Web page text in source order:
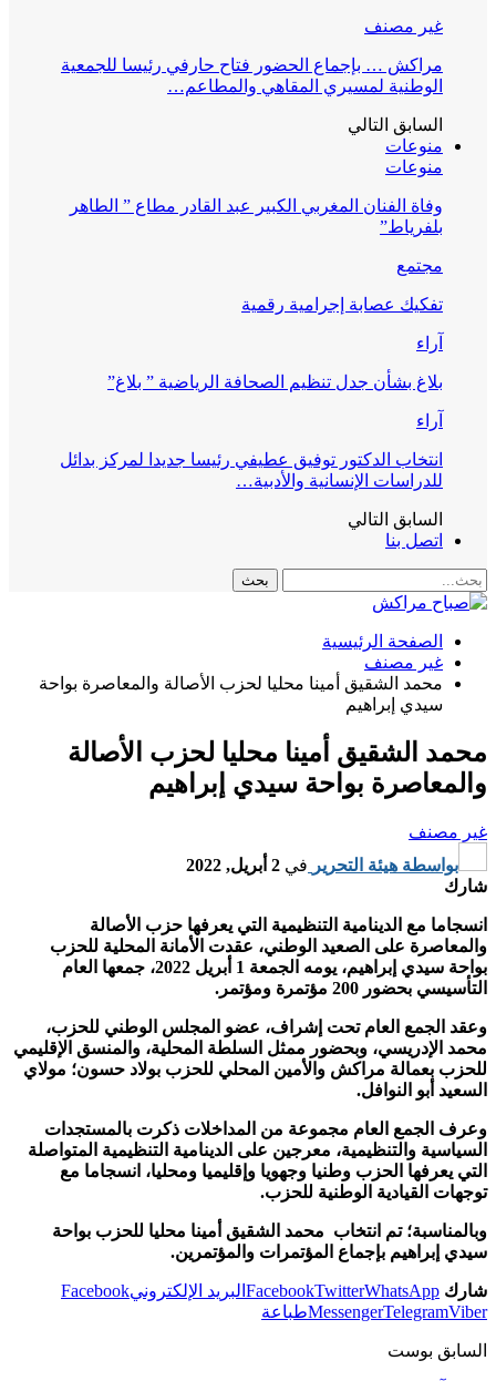
غير مصنف
مراكش … بإجماع الحضور فتاح حارفي رئيسا للجمعية
الوطنية لمسيري المقاهي والمطاعم…
السابق التالي
منوعات
منوعات
وفاة الفنان المغربي الكبير عبد القادر مطاع ” الطاهر
بلفرياط”
مجتمع
تفكيك عصابة إجرامية رقمية
آراء
بلاغ بشأن جدل تنظيم الصحافة الرياضية ” بلاغ”
آراء
انتخاب الدكتور توفيق عطيفي رئيسا جديدا لمركز بدائل
للدراسات الإنسانية والأدبية…
السابق التالي
اتصل بنا
الصفحة الرئيسية
غير مصنف
محمد الشقيق أمينا محليا لحزب الأصالة والمعاصرة بواحة
سيدي إبراهيم
محمد الشقيق أمينا محليا لحزب الأصالة
والمعاصرة بواحة سيدي إبراهيم
غير مصنف
بواسطة هيئة التحرير في 2 أبريل, 2022
شارك
انسجاما مع الدينامية التنظيمية التي يعرفها حزب الأصالة
والمعاصرة على الصعيد الوطني، عقدت الأمانة المحلية للحزب
بواحة سيدي إبراهيم، يومه الجمعة 1 أبريل 2022، جمعها العام
التأسيسي بحضور 200 مؤتمرة ومؤتمر.
وعقد الجمع العام تحت إشراف، عضو المجلس الوطني للحزب،
محمد الإدريسي، وبحضور ممثل السلطة المحلية، والمنسق الإقليمي
للحزب بعمالة مراكش والأمين المحلي للحزب بولاد حسون؛ مولاي
السعيد أبو النوافل.
وعرف الجمع العام مجموعة من المداخلات ذكرت بالمستجدات
السياسية والتنظيمية، معرجين على الدينامية التنظيمية المتواصلة
التي يعرفها الحزب وطنيا وجهويا وإقليميا ومحليا، انسجاما مع
توجهات القيادية الوطنية للحزب.
وبالمناسبة؛ تم انتخاب محمد الشقيق أمينا محليا للحزب بواحة
سيدي إبراهيم بإجماع المؤتمرات والمؤتمرين.
شارك FacebookTwitterWhatsApp البريد الإلكترونيFacebook
MessengerTelegramViber طباعة
السابق بوست